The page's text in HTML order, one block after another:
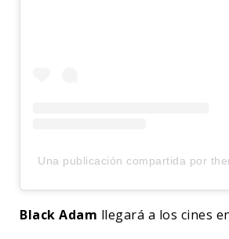
Una publicación compartida por
Black Adam llegará a los cines